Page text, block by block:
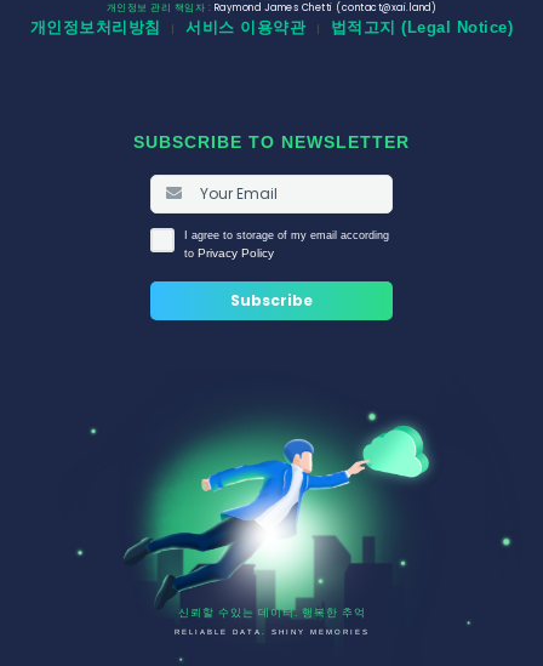
개인정보 관리 책임자 : Raymond James Chetti (contact@xai.land)
개인정보처리방침 서비스 이용약관 법적고지 (Legal Notice)
SUBSCRIBE TO NEWSLETTER
I agree to storage of my email according
to Privacy Policy
신뢰할 수있는 데이터. 행복한 추억
RELIABLE DATA. SHINY MEMORIES